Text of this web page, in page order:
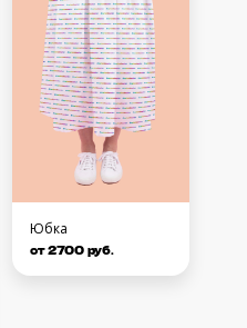
Юбка
от 2700 руб.